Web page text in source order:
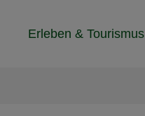
Erleben & Tourismus